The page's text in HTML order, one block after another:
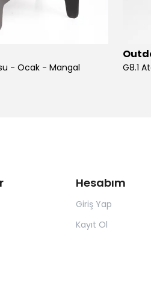
- Ocak - Mangal G8.1
Hesabım
Giriş Yap
Kayıt Ol